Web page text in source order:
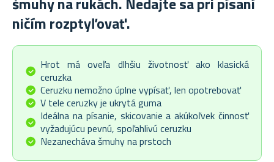
ničím rozptyľovať.
Hrot má oveľa dlhšiu životnosť ako klasická
ceruzka
Ceruzku nemožno úplne vypísať, len opotrebovať
V tele ceruzky je ukrytá guma
Ideálna na písanie, skicovanie a akúkoľvek činnosť
vyžadujúcu pevnú, spoľahlivú ceruzku
Nezanecháva šmuhy na prstoch